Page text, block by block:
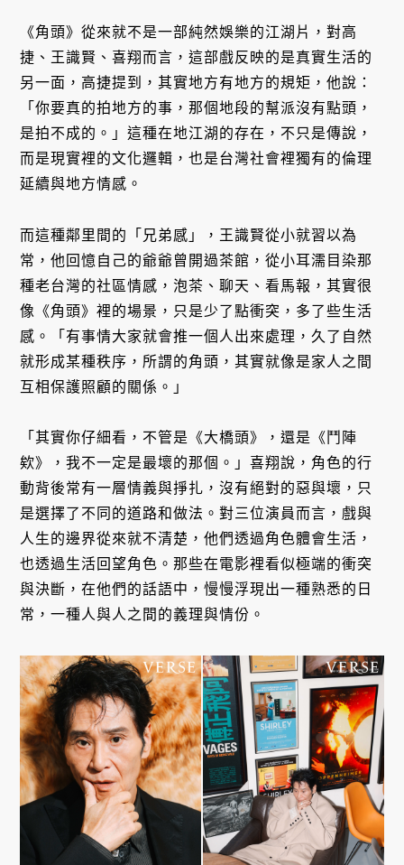
《角頭》從來就不是一部純然娛樂的江湖片，對高
捷、王識賢、喜翔而言，這部戲反映的是真實生活的
另一面，高捷提到，其實地方有地方的規矩，他說：
「你要真的拍地方的事，那個地段的幫派沒有點頭，
是拍不成的。」這種在地江湖的存在，不只是傳說，
而是現實裡的文化邏輯，也是台灣社會裡獨有的倫理
延續與地方情感。
而這種鄰里間的「兄弟感」，王識賢從小就習以為
常，他回憶自己的爺爺曾開過茶館，從小耳濡目染那
種老台灣的社區情感，泡茶、聊天、看馬報，其實很
像《角頭》裡的場景，只是少了點衝突，多了些生活
感。「有事情大家就會推一個人出來處理，久了自然
就形成某種秩序，所謂的角頭，其實就像是家人之間
互相保護照顧的關係。」
「其實你仔細看，不管是《大橋頭》，還是《鬥陣
欸》，我不一定是最壞的那個。」喜翔說，角色的行
動背後常有一層情義與掙扎，沒有絕對的惡與壞，只
是選擇了不同的道路和做法。對三位演員而言，戲與
人生的邊界從來就不清楚，他們透過角色體會生活，
也透過生活回望角色。那些在電影裡看似極端的衝突
與決斷，在他們的話語中，慢慢浮現出一種熟悉的日
常，一種人與人之間的義理與情份。